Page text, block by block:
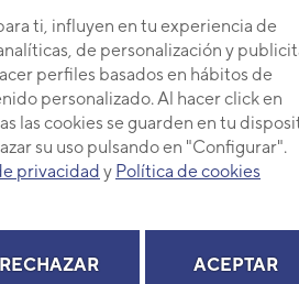
ti, influyen en tu experiencia de
de personalización y
perfiles basados en hábitos de
personalizado. Al hacer click en
las cookies se guarden en tu
su uso pulsando en "Configurar".
privacidad y Política de cookies
RECHAZAR ACEPTAR
Código:
Ref.
+ Ver
PVP -